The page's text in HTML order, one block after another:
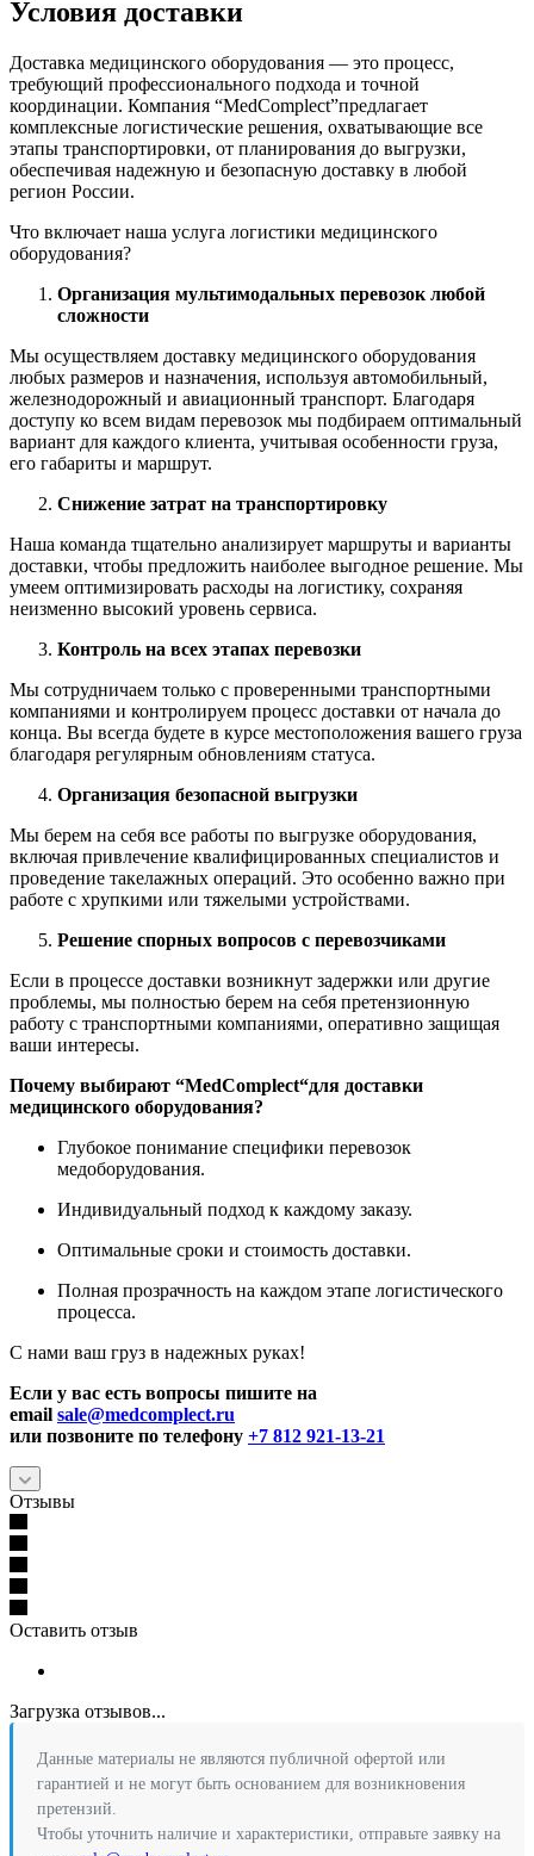
Условия доставки
Доставка медицинского оборудования — это процесс,
требующий профессионального подхода и точной
координации. Компания “MedComplect”предлагает
комплексные логистические решения, охватывающие все
этапы транспортировки, от планирования до выгрузки,
обеспечивая надежную и безопасную доставку в любой
регион России.
Что включает наша услуга логистики медицинского
оборудования?
Организация мультимодальных перевозок любой
сложности
Мы осуществляем доставку медицинского оборудования
любых размеров и назначения, используя автомобильный,
железнодорожный и авиационный транспорт. Благодаря
доступу ко всем видам перевозок мы подбираем оптимальный
вариант для каждого клиента, учитывая особенности груза,
его габариты и маршрут.
Снижение затрат на транспортировку
Наша команда тщательно анализирует маршруты и варианты
доставки, чтобы предложить наиболее выгодное решение. Мы
умеем оптимизировать расходы на логистику, сохраняя
неизменно высокий уровень сервиса.
Контроль на всех этапах перевозки
Мы сотрудничаем только с проверенными транспортными
компаниями и контролируем процесс доставки от начала до
конца. Вы всегда будете в курсе местоположения вашего груза
благодаря регулярным обновлениям статуса.
Организация безопасной выгрузки
Мы берем на себя все работы по выгрузке оборудования,
включая привлечение квалифицированных специалистов и
проведение такелажных операций. Это особенно важно при
работе с хрупкими или тяжелыми устройствами.
Решение спорных вопросов с перевозчиками
Если в процессе доставки возникнут задержки или другие
проблемы, мы полностью берем на себя претензионную
работу с транспортными компаниями, оперативно защищая
ваши интересы.
Почему выбирают “MedComplect“для доставки
медицинского оборудования?
Глубокое понимание специфики перевозок
медоборудования.
Индивидуальный подход к каждому заказу.
Оптимальные сроки и стоимость доставки.
Полная прозрачность на каждом этапе логистического
процесса.
С нами ваш груз в надежных руках!
Если у вас есть вопросы пишите на
email sale@medcomplect.ru
или позвоните по телефону +7 812 921-13-21
Отзывы
Оставить отзыв
Загрузка отзывов...
Данные материалы не являются публичной офертой или
гарантией и не могут быть основанием для возникновения
претензий.
Чтобы уточнить наличие и характеристики, отправьте заявку на